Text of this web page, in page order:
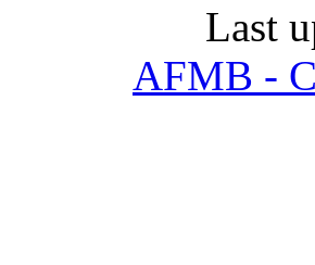
Last
AFMB -